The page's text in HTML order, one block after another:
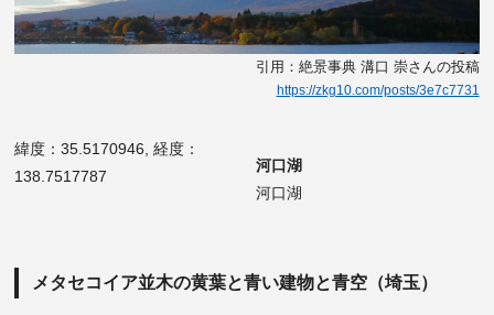
引用：絶景事典 溝口 崇さんの投稿
https://zkg10.com/posts/3e7c7731
緯度：35.5170946, 経度：
138.7517787
河口湖
河口湖
メタセコイア並木の黄葉と青い建物と青空（埼玉）